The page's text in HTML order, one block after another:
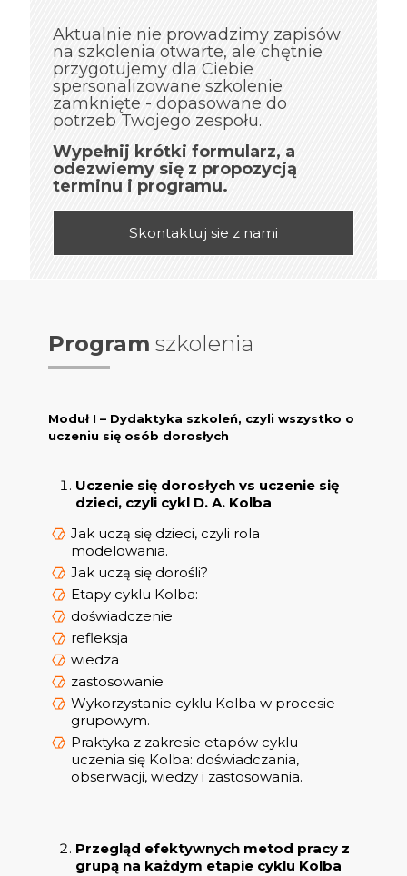
Aktualnie nie prowadzimy zapisów
na szkolenia otwarte, ale chętnie
przygotujemy dla Ciebie
spersonalizowane szkolenie
zamknięte - dopasowane do
potrzeb Twojego zespołu.
Wypełnij krótki formularz, a
odezwiemy się z propozycją
terminu i programu.
Skontaktuj sie z nami
Program szkolenia
Moduł I – Dydaktyka szkoleń, czyli wszystko o
uczeniu się osób dorosłych
Uczenie się dorosłych vs uczenie się
dzieci, czyli cykl D. A. Kolba
Jak uczą się dzieci, czyli rola
modelowania.
Jak uczą się dorośli?
Etapy cyklu Kolba:
doświadczenie
refleksja
wiedza
zastosowanie
Wykorzystanie cyklu Kolba w procesie
grupowym.
Praktyka z zakresie etapów cyklu
uczenia się Kolba: doświadczania,
obserwacji, wiedzy i zastosowania.
Przegląd efektywnych metod pracy z
grupą na każdym etapie cyklu Kolba